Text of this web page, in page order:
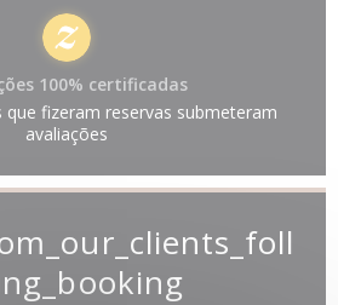
100% certificadas
que fizeram reservas submeteram
avaliações